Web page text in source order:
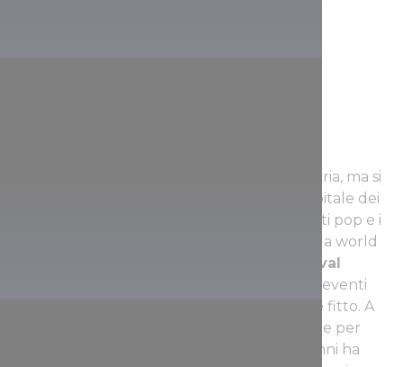
Budapest non è solo la capitale dell’Ungheria, ma si
è rapidamente trasformata anche nella capitale dei
festival per l’Europa centrale. I migliori artisti pop e i
trend-setter della musica elettronica e della world
festival
, presente insieme ad altri eventi
all’interno di un calendario incredibilmente fitto. A
Sziget arriva fino a mezzo milione di persone per
assistere a un evento che nel corso degli anni ha